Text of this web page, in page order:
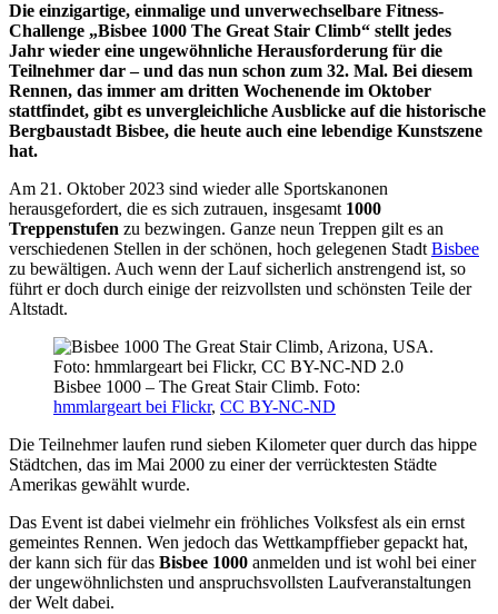
Die einzigartige, einmalige und unverwechselbare Fitness-
Challenge „Bisbee 1000 The Great Stair Climb“ stellt jedes
Jahr wieder eine ungewöhnliche Herausforderung für die
Teilnehmer dar – und das nun schon zum 32. Mal. Bei diesem
Rennen, das immer am dritten Wochenende im Oktober
stattfindet, gibt es unvergleichliche Ausblicke auf die historische
Bergbaustadt Bisbee, die heute auch eine lebendige Kunstszene
hat.
Am 21. Oktober 2023 sind wieder alle Sportskanonen
herausgefordert, die es sich zutrauen, insgesamt 1000
Treppenstufen zu bezwingen. Ganze neun Treppen gilt es an
verschiedenen Stellen in der schönen, hoch gelegenen Stadt Bisbee
zu bewältigen. Auch wenn der Lauf sicherlich anstrengend ist, so
führt er doch durch einige der reizvollsten und schönsten Teile der
Altstadt.
Bisbee 1000 – The Great Stair Climb. Foto:
hmmlargeart bei Flickr, CC BY-NC-ND
Die Teilnehmer laufen rund sieben Kilometer quer durch das hippe
Städtchen, das im Mai 2000 zu einer der verrücktesten Städte
Amerikas gewählt wurde.
Das Event ist dabei vielmehr ein fröhliches Volksfest als ein ernst
gemeintes Rennen. Wen jedoch das Wettkampffieber gepackt hat,
der kann sich für das Bisbee 1000 anmelden und ist wohl bei einer
der ungewöhnlichsten und anspruchsvollsten Laufveranstaltungen
der Welt dabei.